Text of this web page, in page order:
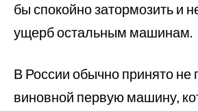
бы спокойно затормозить и
ущерб остальным машинам.
В России обычно принято не
виновной первую машину,